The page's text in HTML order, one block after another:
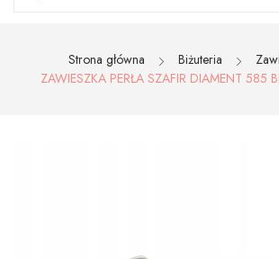
Strona główna Biżuteria
ZAWIESZKA PERŁA SZAFIR DIAMENT 585